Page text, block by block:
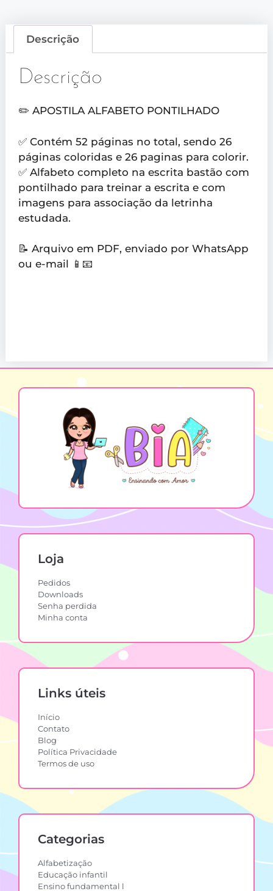
Descrição
Descrição
✏️ APOSTILA ALFABETO PONTILHADO
✅ Contém 52 páginas no total, sendo 26
páginas coloridas e 26 paginas para colorir.
✅ Alfabeto completo na escrita bastão com
pontilhado para treinar a escrita e com
imagens para associação da letrinha
estudada.
📝 Arquivo em PDF, enviado por WhatsApp
ou e-mail 📱📧
Loja
Pedidos
Downloads
Senha perdida
Minha conta
Links úteis
Início
Contato
Blog
Política Privacidade
Termos de uso
Categorias
Alfabetização
Educação infantil
Ensino fundamental l